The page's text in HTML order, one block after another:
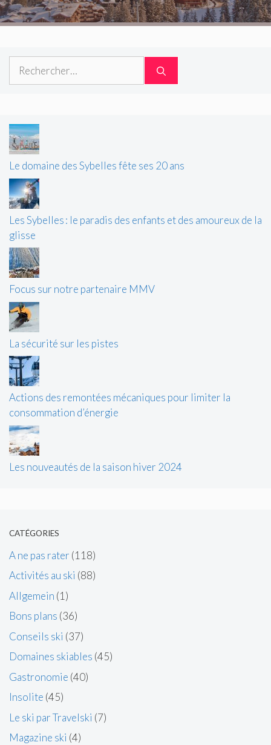
Rechercher :
Le domaine des Sybelles fête ses 20 ans
Les Sybelles : le paradis des enfants et des amoureux de la
glisse
Focus sur notre partenaire MMV
La sécurité sur les pistes
Actions des remontées mécaniques pour limiter la
consommation d’énergie
Les nouveautés de la saison hiver 2024
CATÉGORIES
A ne pas rater (118)
Activités au ski (88)
Allgemein (1)
Bons plans (36)
Conseils ski (37)
Domaines skiables (45)
Gastronomie (40)
Insolite (45)
Le ski par Travelski (7)
Magazine ski (4)